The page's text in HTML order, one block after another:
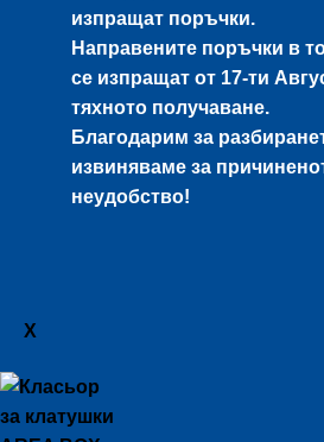
изпращат поръчки.
Направените поръчки в
се изпращат от 17-ти
тяхното получаване.
Благодарим за
извиняваме за
неудобство!
X